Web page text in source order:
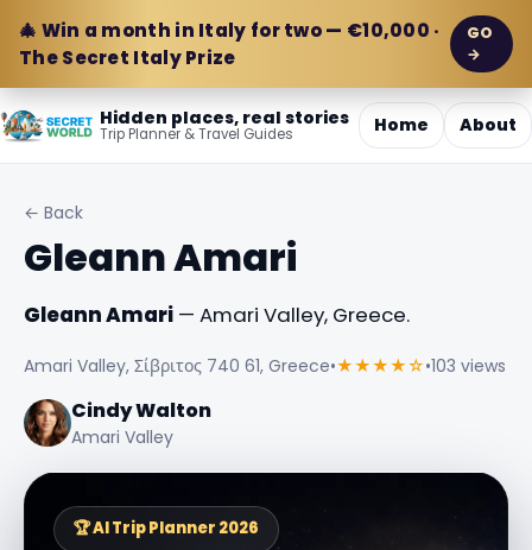
🎄 Win a month in Italy for two — €10,000 ·
The Secret Italy Prize
GO
→
Hidden places, real stories
Trip Planner & Travel Guides Home About
← Back
Gleann Amari
Gleann Amari — Amari Valley, Greece.
Amari Valley, Σίβριτος 740 61, Greece•★★★★☆•103 views
Cindy Walton
Amari Valley
🏆 AI Trip Planner 2026